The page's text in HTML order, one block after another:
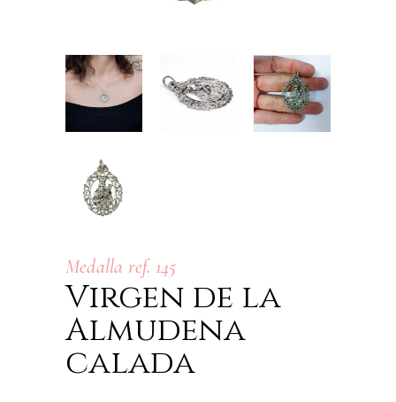
Medalla ref. 145
Virgen de la
Almudena
calada